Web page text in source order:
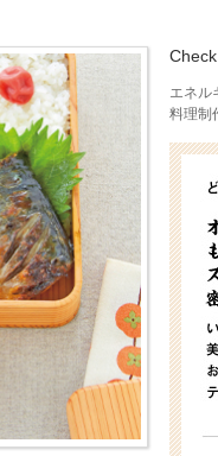
Check
エネル
料理制